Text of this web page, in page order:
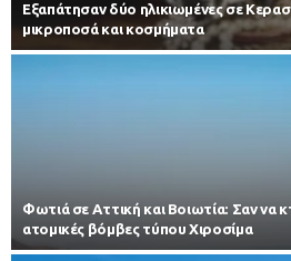
Εξαπάτησαν δύο ηλικιωμένες σε
μικροποσά και κοσμήματα
Φωτιά σε Αττική και Βοιωτία: Σαν να
ατομικές βόμβες τύπου Χιροσίμα